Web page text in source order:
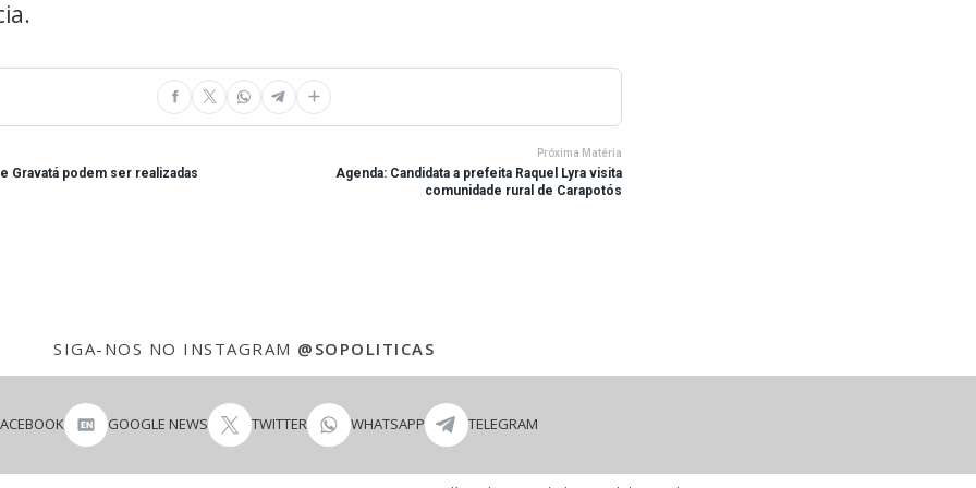
Gravatá podem ser realizadas
Próxima Matéria
Agenda: Candidata a prefeita Raquel Lyra visita
comunidade rural de Carapotós
SIGA-NOS NO INSTAGRAM @SOPOLITICAS
GOOGLE NEWS TWITTER WHATSAPP TELEGRAM